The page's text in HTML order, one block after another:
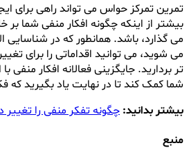
تمرین تمرکز حواس می تواند راهی برای
بیشتر از اینکه چگونه افکار منفی شما بر
می گذارد، باشد. همانطور که در شناسایی
می شوید، می توانید اقداماتی را برای
تر بردارید. جایگزینی فعالانه افکار منفی
شما کمک کند تا در نهایت یاد بگیرید
بیشتر بدانید: چگونه تفکر منفی را تغییر
منبع